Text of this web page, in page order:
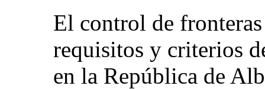
El control de
requisitos y criterios
en la República de